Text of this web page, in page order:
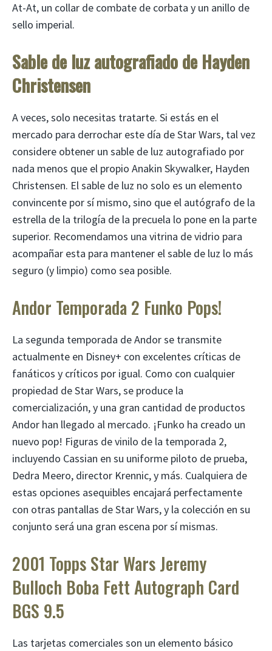
At-At, un collar de combate de corbata y un anillo de
sello imperial.
Sable de luz autografiado de Hayden
Christensen
A veces, solo necesitas tratarte. Si estás en el
mercado para derrochar este día de Star Wars, tal vez
considere obtener un sable de luz autografiado por
nada menos que el propio Anakin Skywalker, Hayden
Christensen. El sable de luz no solo es un elemento
convincente por sí mismo, sino que el autógrafo de la
estrella de la trilogía de la precuela lo pone en la parte
superior. Recomendamos una vitrina de vidrio para
acompañar esta para mantener el sable de luz lo más
seguro (y limpio) como sea posible.
Andor Temporada 2 Funko Pops!
La segunda temporada de Andor se transmite
actualmente en Disney+ con excelentes críticas de
fanáticos y críticos por igual. Como con cualquier
propiedad de Star Wars, se produce la
comercialización, y una gran cantidad de productos
Andor han llegado al mercado. ¡Funko ha creado un
nuevo pop! Figuras de vinilo de la temporada 2,
incluyendo Cassian en su uniforme piloto de prueba,
Dedra Meero, director Krennic, y más. Cualquiera de
estas opciones asequibles encajará perfectamente
con otras pantallas de Star Wars, y la colección en su
conjunto será una gran escena por sí mismas.
2001 Topps Star Wars Jeremy
Bulloch Boba Fett Autograph Card
BGS 9.5
Las tarjetas comerciales son un elemento básico